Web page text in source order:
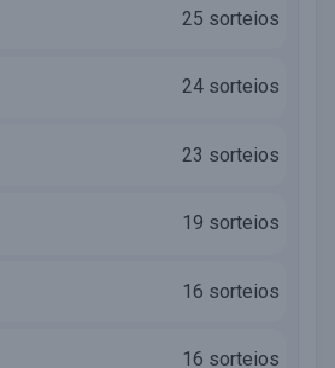
25 sorteios
24 sorteios
23 sorteios
19 sorteios
16 sorteios
16 sorteios